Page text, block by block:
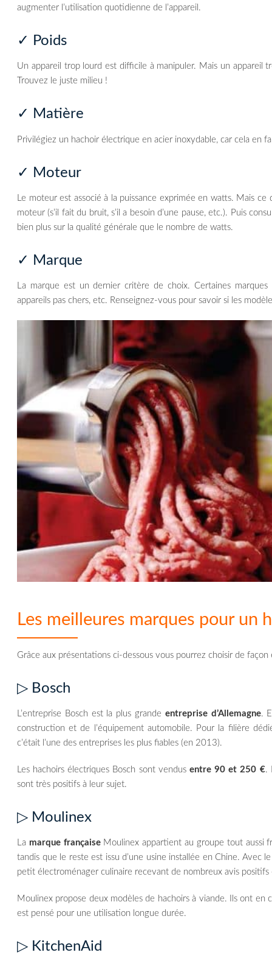
augmenter l’utilisation quotidienne de l’appareil.
✓ Poids
Un appareil trop lourd est difficile à manipuler. Mais un appareil
Trouvez le juste milieu !
✓ Matière
Privilégiez un hachoir électrique en acier inoxydable, car cela en
✓ Moteur
Le moteur est associé à la puissance exprimée en watts. Mais
moteur (s’il fait du bruit, s’il a besoin d’une pause, etc.). Puis
bien plus sur la qualité générale que le nombre de watts.
✓ Marque
La marque est un dernier critère de choix. Certaines
appareils pas chers, etc. Renseignez-vous pour savoir si les
Les meilleures marques pour un
Grâce aux présentations ci-dessous vous pourrez choisir de
▷ Bosch
L’entreprise Bosch est la plus grande entreprise d’Allemagne.
construction et de l’équipement automobile. Pour la filière
c’était l’une des entreprises les plus fiables (en 2013).
Les hachoirs électriques Bosch sont vendus entre 90 et 250 €.
sont très positifs à leur sujet.
▷ Moulinex
La marque françaiseMoulinex appartient au groupe tout aussi
tandis que le reste est issu d’une usine installée en Chine. Avec
petit électroménager culinaire recevant de nombreux avis positifs
Moulinex propose deux modèles de hachoirs à viande. Ils ont en
est pensé pour une utilisation longue durée.
▷ KitchenAid